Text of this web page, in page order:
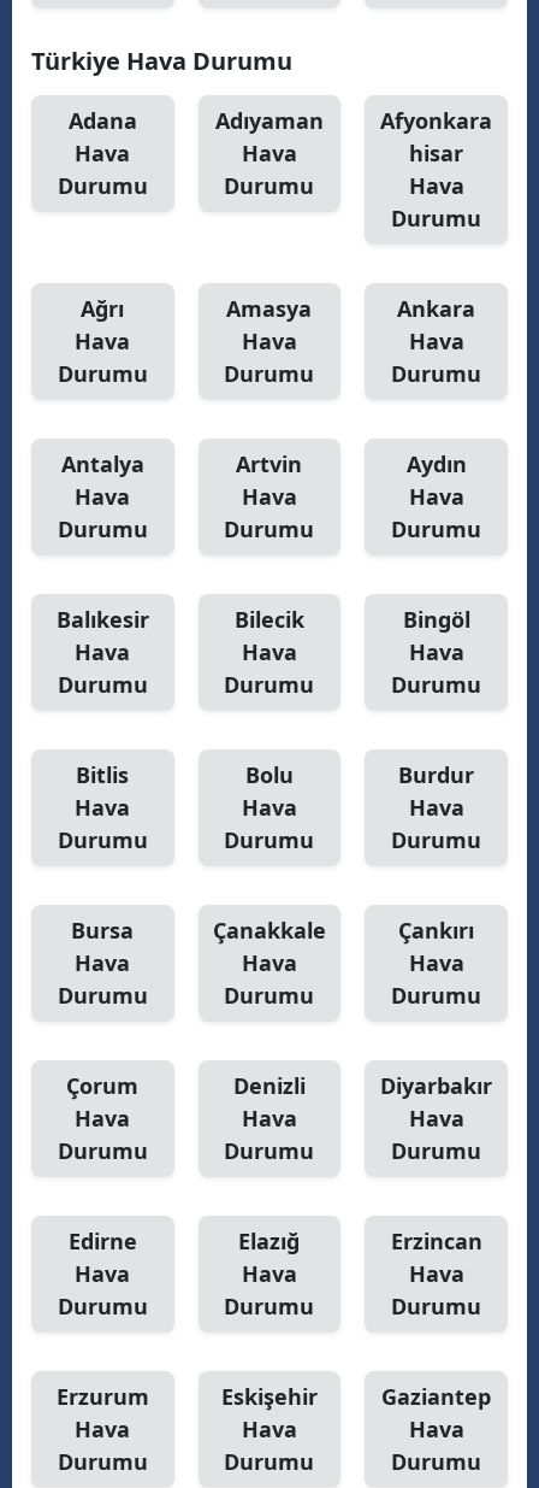
Karabük
Osmaniye
Düzce
Türkiye Hava Durumu
Adana
Hava
Durumu
Adıyaman
Hava
Durumu
Afyonkara
hisar
Hava
Durumu
Ağrı
Hava
Durumu
Amasya
Hava
Durumu
Ankara
Hava
Durumu
Antalya
Hava
Durumu
Artvin
Hava
Durumu
Aydın
Hava
Durumu
Balıkesir
Hava
Durumu
Bilecik
Hava
Durumu
Bingöl
Hava
Durumu
Bitlis
Hava
Durumu
Bolu
Hava
Durumu
Burdur
Hava
Durumu
Bursa
Hava
Durumu
Çanakkale
Hava
Durumu
Çankırı
Hava
Durumu
Çorum
Hava
Durumu
Denizli
Hava
Durumu
Diyarbakır
Hava
Durumu
Edirne
Hava
Durumu
Elazığ
Hava
Durumu
Erzincan
Hava
Durumu
Erzurum
Hava
Durumu
Eskişehir
Hava
Durumu
Gaziantep
Hava
Durumu